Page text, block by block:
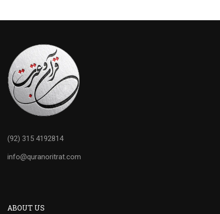
(92) 315 4192814
info@quranoritrat.com
ABOUT US